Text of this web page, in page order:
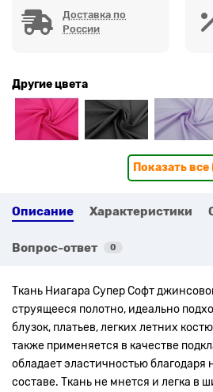
Доставка по
России
Другие цвета
Показать все
Описание Характеристики
Вопрос-ответ 0
Ткань Ниагара Супер Софт
струящееся полотно, идеально
блузок, платьев, легких летних
также применяется в качестве
обладает эластичностью благодаря
составе. Ткань не мнется и легка в